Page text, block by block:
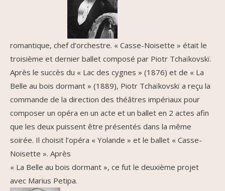
romantique, chef d’orchestre. « Casse-Noisette » était le
troisième et dernier ballet composé par Piotr Tchaïkovskï.
Après le succès du « Lac des cygnes » (1876) et de « La
Belle au bois dormant » (1889), Piotr Tchaïkovskï a reçu la
commande de la direction des théâtres impériaux pour
composer un opéra en un acte et un ballet en 2 actes afin
que les deux puissent être présentés dans la même
soirée. Il choisit l’opéra « Yolande » et le ballet « Casse-
Noisette ». Après
« La Belle au bois dormant », ce fut le deuxième projet
avec Marius Petipa.